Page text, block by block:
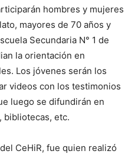
hombres y mujeres
mayores de 70 años y
Secundaria N° 1 de
la orientación en
Los jóvenes serán los
videos con los testimonios
luego se difundirán en
bibliotecas, etc.
CeHiR, fue quien realizó